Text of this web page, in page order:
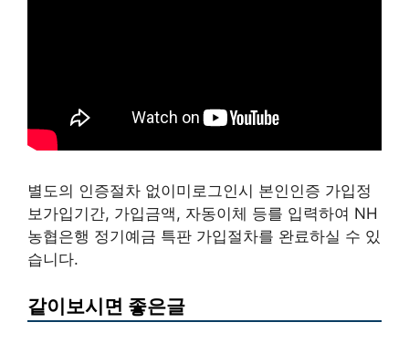
별도의 인증절차 없이미로그인시 본인인증 가입정
보가입기간, 가입금액, 자동이체 등를 입력하여 NH
농협은행 정기예금 특판 가입절차를 완료하실 수 있
습니다.
같이보시면 좋은글